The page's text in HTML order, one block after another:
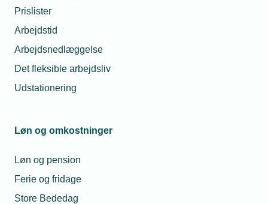
Prislister
Arbejdstid
Arbejdsnedlæggelse
Det fleksible arbejdsliv
Udstationering
Løn og omkostninger
Løn og pension
Ferie og fridage
Store Bededag
Du er altid velkommen til at kontakte
os.
Så sørger vi for at hjælpe dig godt
videre.
Telefon:43 43 60 00
Fredag fra kl. 08:00 til 15:00